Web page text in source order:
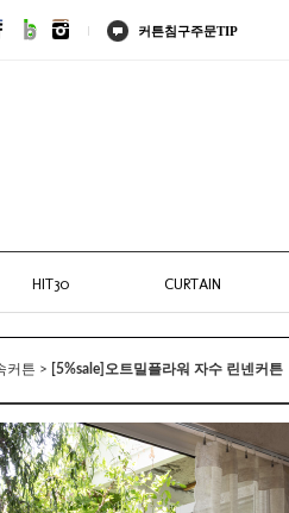
커튼침구주문TIP
HIT30 CURTAIN
커튼 > [5%sale]오트밀플라워 자수 린넨커튼